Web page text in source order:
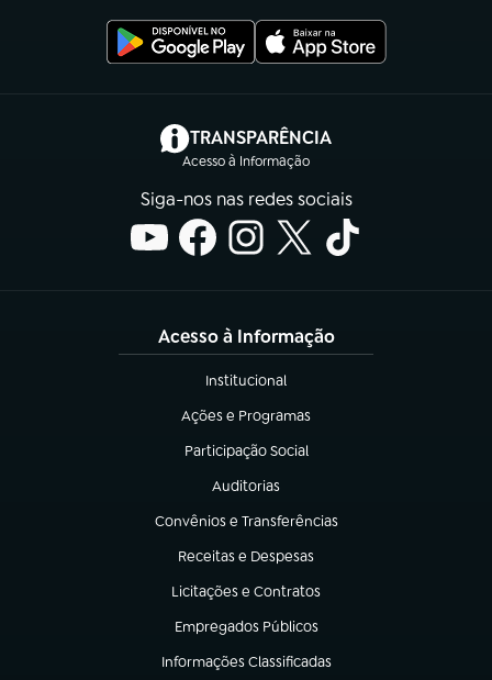
TRANSPARÊNCIA
Acesso à Informação
(abre em nova aba)
Siga-nos nas redes sociais
Acesso à Informação
Institucional
(abre em nova aba)
Ações e Programas
(abre em nova aba)
Participação Social
(abre em nova aba)
Auditorias
(abre em nova aba)
Convênios e Transferências
(abre em nova aba)
Receitas e Despesas
(abre em nova aba)
Licitações e Contratos
(abre em nova aba)
Empregados Públicos
(abre em nova aba)
Informações Classificadas
(abre em nova aba)